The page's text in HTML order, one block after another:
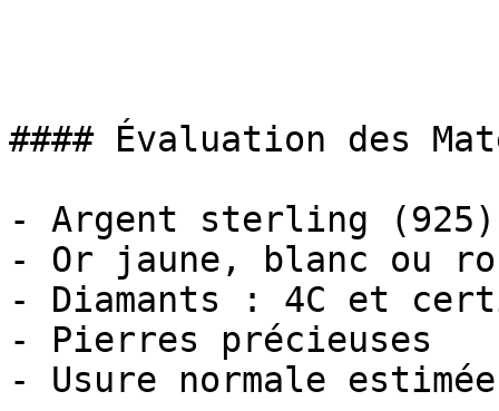
#### Évaluation des
- Argent sterling
- Or jaune, blanc ou
- Diamants : 4C et
- Pierres précieuses
- Usure normale estimée